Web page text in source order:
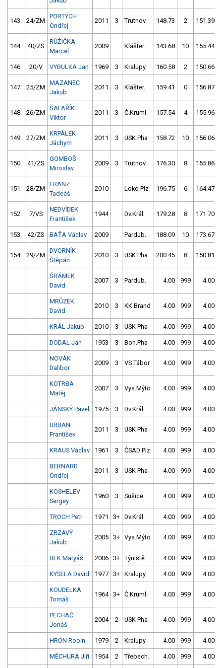
143. 24/ZM
PORTYCH
Ondřej
2011 3 Trutnov 148.73 2 151.39
144. 40/ZS
RŮŽIČKA
Marcel
2009 Klášter. 143.68 10 155.44
146. 20/V VYBULKA Jan 1969 3 Kralupy 160.58 2 150.66
147. 25/ZM
MAZANEC
Jakub
2011 3 Klášter. 159.41 0 156.87
148. 26/ZM
ŠAFAŘÍK
Viktor
2011 3 Č.Kruml. 157.54 4 155.96
149. 27/ZM
KRPÁLEK
Jáchym
2011 3 USK Pha 158.72 10 156.06
150. 41/ZS
GOMBOŠ
Miroslav
2009 3 Trutnov 176.30 8 155.86
151. 28/ZM
FRANZ
Tadeáš
2010 Loko Plz 196.75 6 164.47
152. 7/VS
NEDVÍDEK
František
1944 Dv.Král. 179.28 8 171.70
153. 42/ZS BAŤA Václav 2009 Pardub. 188.09 10 173.67
154. 29/ZM
DVORNÍK
Štěpán
2010 3 USK Pha 200.45 8 150.81
ŠRÁMEK
David
2007 3 Pardub. 4.00 999 4.00
MRŮZEK
David
2010 3 KK Brand 4.00 999 4.00
KRÁL Jakub 2010 3 USK Pha 4.00 999 4.00
DODAL Jan 1953 3 Boh.Pha 4.00 999 4.00
NOVÁK
Dalibor
2009 3 VS Tábor 4.00 999 4.00
KOTRBA
Matěj
2007 3 Vys.Mýto 4.00 999 4.00
JÁNSKÝ Pavel 1975 3 Dv.Král. 4.00 999 4.00
URBAN
František
2011 3 USK Pha 4.00 999 4.00
KRAUS Václav 1961 3 ČSAD Plz 4.00 999 4.00
BERNARD
Ondřej
2011 3 USK Pha 4.00 999 4.00
KOSHELEV
Sergey
1960 3 Sušice 4.00 999 4.00
TROCH Petr 1971 3+ Dv.Král. 4.00 999 4.00
ZRZAVÝ
Jakub
2005 3+ Vys.Mýto 4.00 999 4.00
BEK Matyáš 2006 3+ Týniště 4.00 999 4.00
KYSELA David 1977 3+ Kralupy 4.00 999 4.00
KOUDELKA
Tomáš
1964 3+ Č.Kruml. 4.00 999 4.00
PECHAČ
Jonáš
2004 2 USK Pha 4.00 999 4.00
HRON Robin 1979 2 Kralupy 4.00 999 4.00
MĚCHURA Jiří 1954 2 Třebech. 4.00 999 4.00